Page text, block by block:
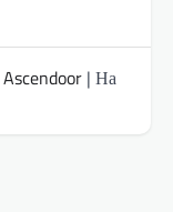
Ascendoor | На